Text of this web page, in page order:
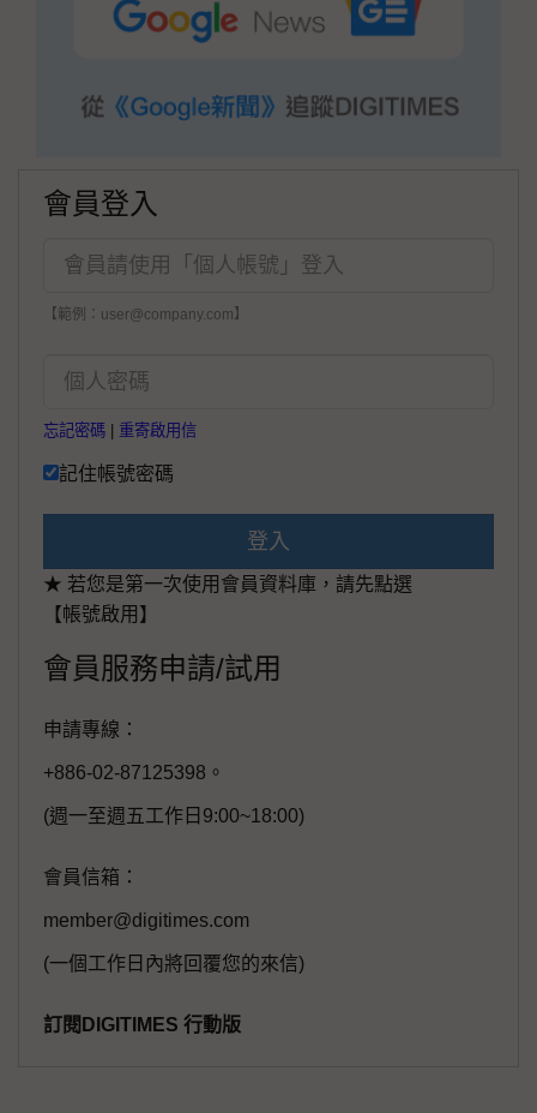
會員登入
【範例：user@company.com】
忘記密碼 重寄啟用信
記住帳號密碼
登入
★ 若您是第一次使用會員資料庫，請先點選
【帳號啟用】
會員服務申請/試用
申請專線：
+886-02-87125398。
(週一至週五工作日9:00~18:00)
會員信箱：
member@digitimes.com
(一個工作日內將回覆您的來信)
訂閱DIGITIMES 行動版